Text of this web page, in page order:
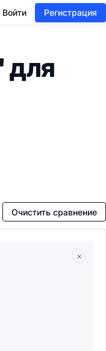
Войти Регистрация
для
Очистить сравнение
×